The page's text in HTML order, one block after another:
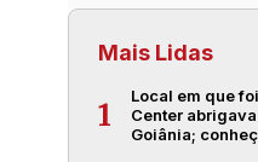
Mais Lidas
1
Local em que
Center
Goiânia;